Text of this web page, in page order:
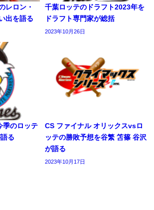
レロン・
出を語る
千葉ロッテのドラフト2023年を
ドラフト専門家が総括
2023年10月26日
季のロッテ
る
CS ファイナル オリックスvsロ
ッテの勝敗予想を谷繁 笘篠 谷沢
が語る
2023年10月17日